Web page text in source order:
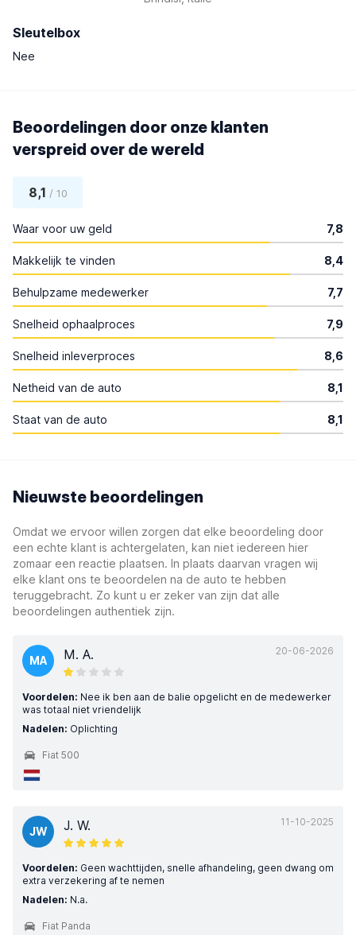
Sleutelbox
Nee
Beoordelingen door onze klanten
verspreid over de wereld
8,1 / 10
Waar voor uw geld 7,8
Makkelijk te vinden 8,4
Behulpzame medewerker 7,7
Snelheid ophaalproces 7,9
Snelheid inleverproces 8,6
Netheid van de auto 8,1
Staat van de auto 8,1
Nieuwste beoordelingen
Omdat we ervoor willen zorgen dat elke beoordeling door
een echte klant is achtergelaten, kan niet iedereen hier
zomaar een reactie plaatsen. In plaats daarvan vragen wij
elke klant ons te beoordelen na de auto te hebben
teruggebracht. Zo kunt u er zeker van zijn dat alle
beoordelingen authentiek zijn.
20-06-2026
MA M. A.
Voordelen: Nee ik ben aan de balie opgelicht en de medewerker
was totaal niet vriendelijk
Nadelen: Oplichting
Fiat 500
11-10-2025
JW J. W.
Voordelen: Geen wachttijden, snelle afhandeling, geen dwang om
extra verzekering af te nemen
Nadelen: N.a.
Fiat Panda